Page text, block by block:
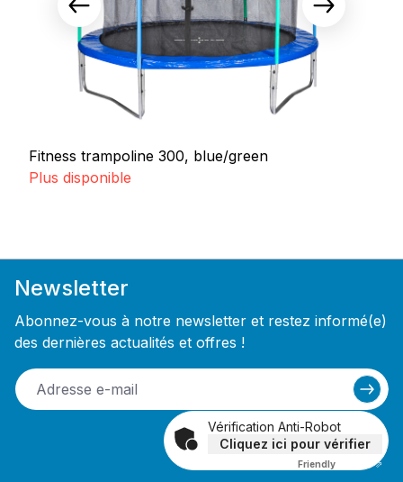
Fitness trampoline 300, blue/green
Plus disponible
Newsletter
Abonnez-vous à notre newsletter et restez informé(e)
des dernières actualités et offres !
Vérification Anti-Robot
Cliquez ici pour vérifier
Friendly Captcha ⇗